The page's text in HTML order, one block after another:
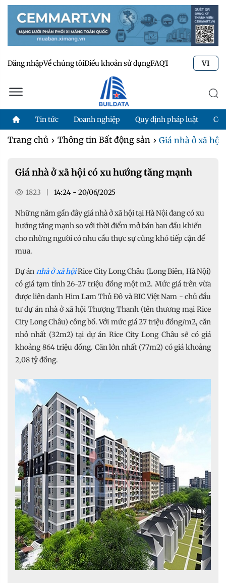
Đăng nhậpVề chúng tôiĐiều khoản sử dụngFAQTư vấn kỹ thuật
VI
Tin tức Doanh nghiệp Quy định pháp luật
Trang chủ Thông tin Bất động sản Giá nhà ở xã
Giá nhà ở xã hội có xu hướng tăng mạnh
1823 14:24 - 20/06/2025
Những năm gần đây giá nhà ở xã hội tại Hà Nội đang có xu
hướng tăng mạnh so với thời điểm mở bán ban đầu khiến
cho những người có nhu cầu thực sự cũng khó tiếp cận để
mua.
Dự án nhà ở xã hộiRice City Long Châu (Long Biên, Hà Nội)
có giá tạm tính 26-27 triệu đồng một m2. Mức giá trên vừa
được liên danh Him Lam Thủ Đô và BIC Việt Nam - chủ đầu
tư dự án nhà ở xã hội Thượng Thanh (tên thương mại Rice
City Long Châu) công bố. Với mức giá 27 triệu đồng/m2, căn
nhỏ nhất (32m2) tại dự án Rice City Long Châu sẽ có giá
khoảng 864 triệu đồng. Căn lớn nhất (77m2) có giá khoảng
2,08 tỷ đồng.